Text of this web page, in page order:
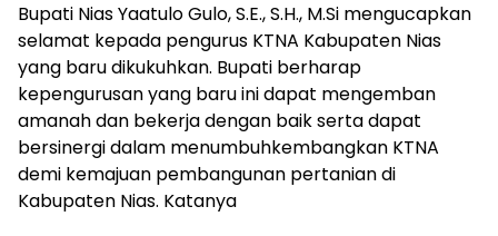
Bupati Nias Yaatulo Gulo, S.E., S.H., M.Si mengucapkan
selamat kepada pengurus KTNA Kabupaten Nias
yang baru dikukuhkan. Bupati berharap
kepengurusan yang baru ini dapat mengemban
amanah dan bekerja dengan baik serta dapat
bersinergi dalam menumbuhkembangkan KTNA
demi kemajuan pembangunan pertanian di
Kabupaten Nias. Katanya